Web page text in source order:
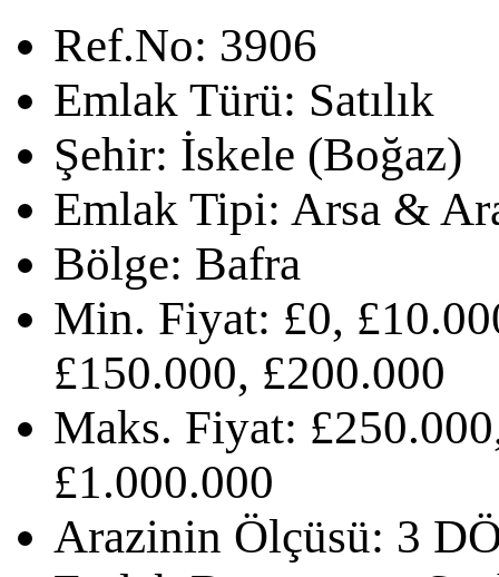
Ref.No: 3906
Emlak Türü: Satılık
Şehir: İskele (Boğaz)
Emlak Tipi: Arsa &
Bölge: Bafra
Min. Fiyat: £0,
£150.000, £200.000
Maks. Fiyat:
£1.000.000
Arazinin Ölçüsü: 3